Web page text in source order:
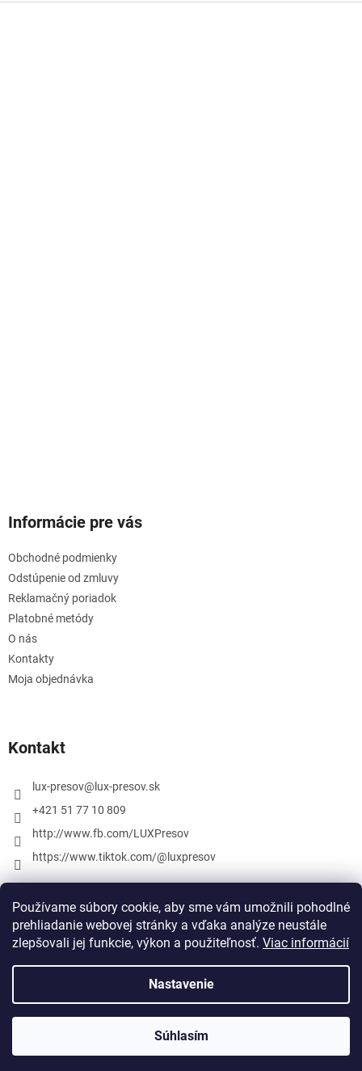
Používame súbory cookie, aby sme vám umožnili pohodlné
prehliadanie webovej stránky a vďaka analýze neustále
zlepšovali jej funkcie, výkon a použiteľnosť. Viac informácií
Nastavenie
Súhlasím
Informácie pre vás
Obchodné podmienky
Odstúpenie od zmluvy
Reklamačný poriadok
Platobné metódy
O nás
Kontakty
Moja objednávka
Kontakt
lux-presov@ lux-presov.sk
+421 51 77 10 809
http://www.fb.com/LUXPresov
https://www.tiktok.com/@luxpresov
Vytvoril Shoptet
lux-presov.sk. Všetky práva vyhradené.